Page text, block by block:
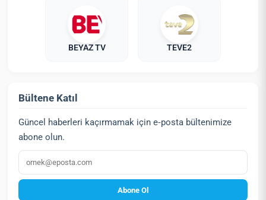
BEYAZ TV TEVE2
Bültene Katıl
Güncel haberleri kaçırmamak için e‑posta bültenimize
abone olun.
E‑posta
Abone Ol